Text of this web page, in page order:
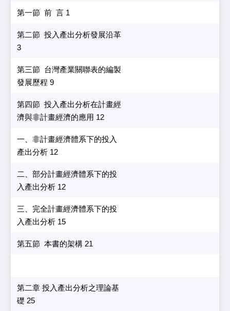
第一節 前 言 1
第二節 投入產出分析發展沿革
3
第三節 台灣產業關聯表的編製
發展歷程 9
第四節 投入產出分析在計畫經
濟與非計畫經濟的應用 12
一、非計畫經濟體系下的投入
產出分析 12
二、部分計畫經濟體系下的投
入產出分析 12
三、完全計畫經濟體系下的投
入產出分析 15
第五節 本書的架構 21
第二章 投入產出分析之理論基
礎 25